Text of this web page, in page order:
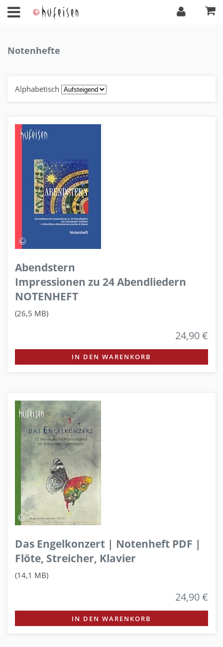
Notenhefte
Alphabetisch
Abendstern
Impressionen zu 24 Abendliedern
NOTENHEFT
(26,5 MB)
24,90 €
IN DEN WARENKORB
Das Engelkonzert | Notenheft PDF |
Flöte, Streicher, Klavier
(14,1 MB)
24,90 €
IN DEN WARENKORB